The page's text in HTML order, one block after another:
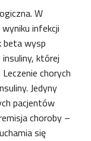
W
infekcji
beta wysp
której
chorych
Jedyny
pacjentów
choroby –
się